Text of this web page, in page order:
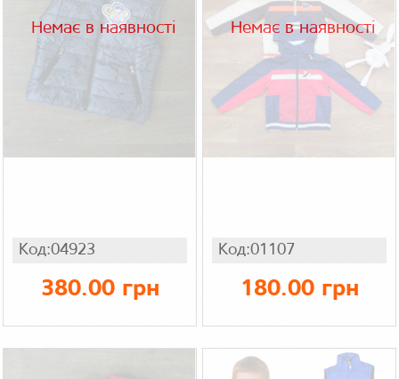
Немає в наявності
Код:04923
380.00 грн
Немає в наявності
Код:01107
180.00 грн